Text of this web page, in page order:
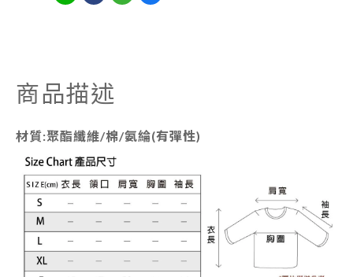
商品描述
材質:聚酯纖維/棉/氨綸(有彈性)